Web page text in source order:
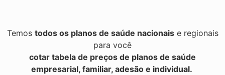
Temos todos os planos de saúde nacionaise regionais
para você
cotar tabela de preços de planos de saúde
empresarial, familiar, adesão e individual.